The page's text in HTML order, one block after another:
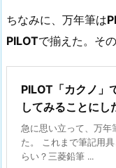
ちなみに、万年筆は
PILOTで揃えた。そ
PILOT「カクノ」
してみることにし
急に思い立って、万年
た。 これまで筆記用
らい？三菱鉛筆 ...